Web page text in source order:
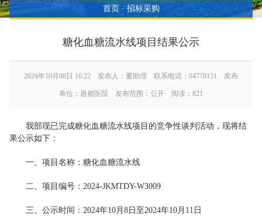
首页 · 招标采购
糖化血糖流水线项目结果公示
2024年10月08日 16:22 发布人：董助理 联系电话：84778151 发布
单位：唐都医院 发布范围：公开 阅读： 821
我部现已完成糖化血糖流水线项目的竞争性谈判活动，现将结
果公示如下：
一、项目名称：糖化血糖流水线
二、项目编号：2024-JKMTDY-W3009
三、公示时间：2024年10月8日至2024年10月11日